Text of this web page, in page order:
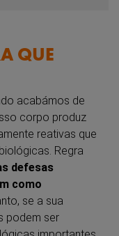
QUE
acabámos de
corpo produz
reativas que
Regra
defesas
como
se a sua
podem ser